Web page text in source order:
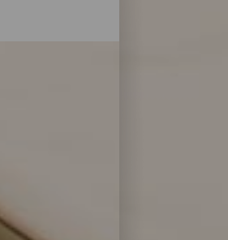
i
aby
obiektów